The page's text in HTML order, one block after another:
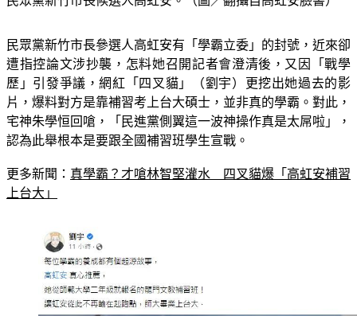
民眾黨新竹市長參選人高虹安有「學霸立委」的封號，近來卻
遭指控論文涉抄襲，怎料她召開記者會澄清後，又因「戰學
歷」引發爭議，網紅「四叉貓」（劉宇）更挖出她過去的影
片，爆料對方是靠補習考上台大碩士，並非真的學霸。對此，
宅神朱學恒回嗆，「民進黨側翼這一波神操作真是太屌啦」，
認為此舉根本是要跟全國補習班學生宣戰。
更多新聞： 真學霸？才嗆林智堅灌水　四叉貓爆「高虹安補習
上台大」